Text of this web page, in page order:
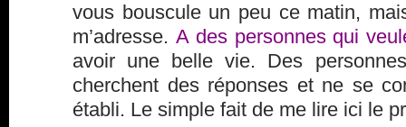
vous bouscule un peu ce matin,
m’adresse. A des personnes qui
avoir une belle vie. Des
cherchent des réponses et ne se
établi. Le simple fait de me lire ici le